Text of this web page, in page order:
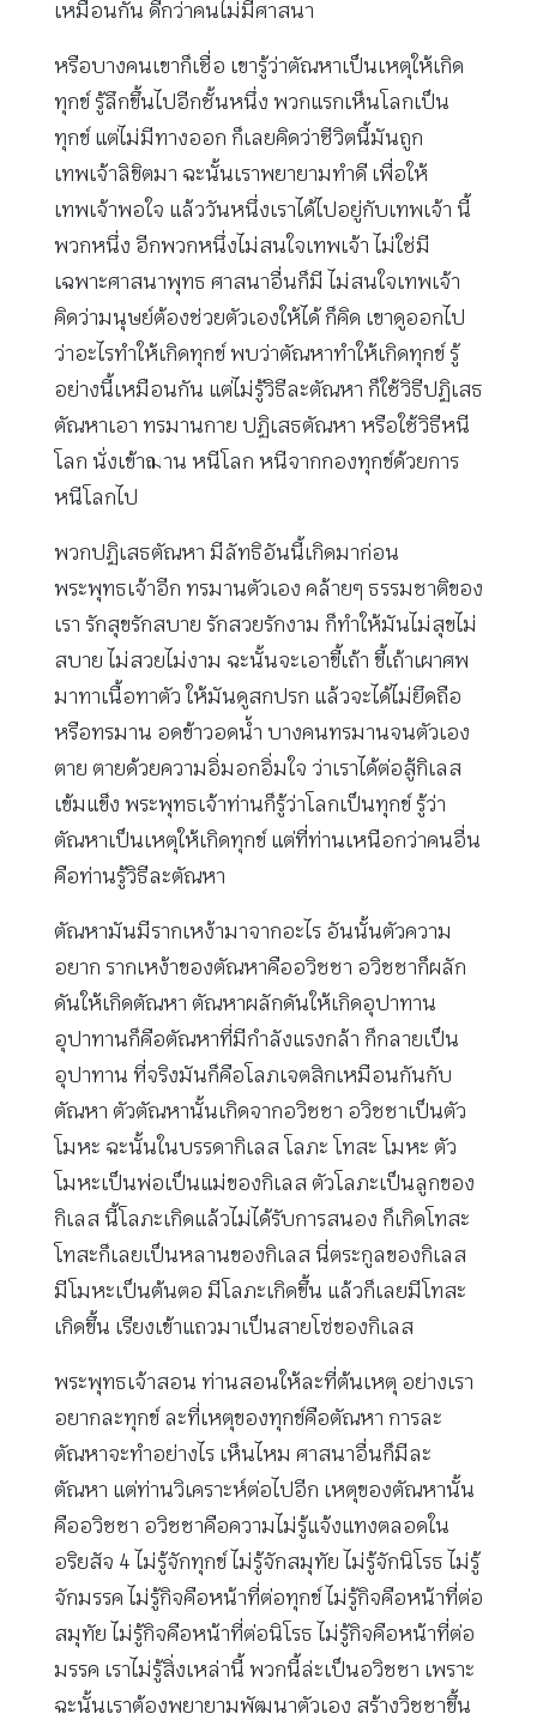
เหมือนกัน ดีกว่าคนไม่มีศาสนา
หรือบางคนเขาก็เชื่อ เขารู้ว่าตัณหาเป็นเหตุให้เกิด
ทุกข์ รู้ลึกขึ้นไปอีกชั้นหนึ่ง พวกแรกเห็นโลกเป็น
ทุกข์ แต่ไม่มีทางออก ก็เลยคิดว่าชีวิตนี้มันถูก
เทพเจ้าลิขิตมา ฉะนั้นเราพยายามทำดี เพื่อให้
เทพเจ้าพอใจ แล้ววันหนึ่งเราได้ไปอยู่กับเทพเจ้า นี้
พวกหนึ่ง อีกพวกหนึ่งไม่สนใจเทพเจ้า ไม่ใช่มี
เฉพาะศาสนาพุทธ ศาสนาอื่นก็มี ไม่สนใจเทพเจ้า
คิดว่ามนุษย์ต้องช่วยตัวเองให้ได้ ก็คิด เขาดูออกไป
ว่าอะไรทำให้เกิดทุกข์ พบว่าตัณหาทำให้เกิดทุกข์ รู้
อย่างนี้เหมือนกัน แต่ไม่รู้วิธีละตัณหา ก็ใช้วิธีปฏิเสธ
ตัณหาเอา ทรมานกาย ปฏิเสธตัณหา หรือใช้วิธีหนี
โลก นั่งเข้าฌาน หนีโลก หนีจากกองทุกข์ด้วยการ
หนีโลกไป
พวกปฏิเสธตัณหา มีลัทธิอันนี้เกิดมาก่อน
พระพุทธเจ้าอีก ทรมานตัวเอง คล้ายๆ ธรรมชาติของ
เรา รักสุขรักสบาย รักสวยรักงาม ก็ทำให้มันไม่สุขไม่
สบาย ไม่สวยไม่งาม ฉะนั้นจะเอาขี้เถ้า ขี้เถ้าเผาศพ
มาทาเนื้อทาตัว ให้มันดูสกปรก แล้วจะได้ไม่ยึดถือ
หรือทรมาน อดข้าวอดน้ำ บางคนทรมานจนตัวเอง
ตาย ตายด้วยความอิ่มอกอิ่มใจ ว่าเราได้ต่อสู้กิเลส
เข้มแข็ง พระพุทธเจ้าท่านก็รู้ว่าโลกเป็นทุกข์ รู้ว่า
ตัณหาเป็นเหตุให้เกิดทุกข์ แต่ที่ท่านเหนือกว่าคนอื่น
คือท่านรู้วิธีละตัณหา
ตัณหามันมีรากเหง้ามาจากอะไร อันนั้นตัวความ
อยาก รากเหง้าของตัณหาคืออวิชชา อวิชชาก็ผลัก
ดันให้เกิดตัณหา ตัณหาผลักดันให้เกิดอุปาทาน
อุปาทานก็คือตัณหาที่มีกำลังแรงกล้า ก็กลายเป็น
อุปาทาน ที่จริงมันก็คือโลภเจตสิกเหมือนกันกับ
ตัณหา ตัวตัณหานั้นเกิดจากอวิชชา อวิชชาเป็นตัว
โมหะ ฉะนั้นในบรรดากิเลส โลภะ โทสะ โมหะ ตัว
โมหะเป็นพ่อเป็นแม่ของกิเลส ตัวโลภะเป็นลูกของ
กิเลส นี้โลภะเกิดแล้วไม่ได้รับการสนอง ก็เกิดโทสะ
โทสะก็เลยเป็นหลานของกิเลส นี่ตระกูลของกิเลส
มีโมหะเป็นต้นตอ มีโลภะเกิดขึ้น แล้วก็เลยมีโทสะ
เกิดขึ้น เรียงเข้าแถวมาเป็นสายโซ่ของกิเลส
พระพุทธเจ้าสอน ท่านสอนให้ละที่ต้นเหตุ อย่างเรา
อยากละทุกข์ ละที่เหตุของทุกข์คือตัณหา การละ
ตัณหาจะทำอย่างไร เห็นไหม ศาสนาอื่นก็มีละ
ตัณหา แต่ท่านวิเคราะห์ต่อไปอีก เหตุของตัณหานั้น
คืออวิชชา อวิชชาคือความไม่รู้แจ้งแทงตลอดใน
อริยสัจ 4 ไม่รู้จักทุกข์ ไม่รู้จักสมุทัย ไม่รู้จักนิโรธ ไม่รู้
จักมรรค ไม่รู้กิจคือหน้าที่ต่อทุกข์ ไม่รู้กิจคือหน้าที่ต่อ
สมุทัย ไม่รู้กิจคือหน้าที่ต่อนิโรธ ไม่รู้กิจคือหน้าที่ต่อ
มรรค เราไม่รู้สิ่งเหล่านี้ พวกนี้ล่ะเป็นอวิชชา เพราะ
ฉะนั้นเราต้องพยายามพัฒนาตัวเอง สร้างวิชชาขึ้น